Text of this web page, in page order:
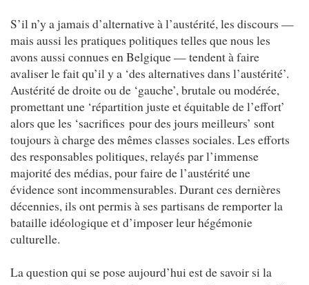
S’il n’y a jamais d’alternative à l’austérité, les discours —
mais aussi les pratiques politiques telles que nous les
avons aussi connues en Belgique — tendent à faire
avaliser le fait qu’il y a ‘des alternatives dans l’austérité’.
Austérité de droite ou de ‘gauche’, brutale ou modérée,
promettant une ‘répartition juste et équitable de l’effort’
alors que les ‘sacrifices pour des jours meilleurs’ sont
toujours à charge des mêmes classes sociales. Les efforts
des responsables politiques, relayés par l’immense
majorité des médias, pour faire de l’austérité une
évidence sont incommensurables. Durant ces dernières
décennies, ils ont permis à ses partisans de remporter la
bataille idéologique et d’imposer leur hégémonie
culturelle.
La question qui se pose aujourd’hui est de savoir si la